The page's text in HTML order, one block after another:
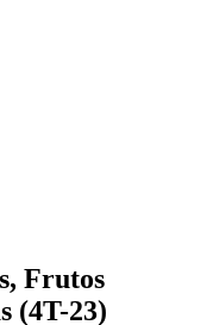
Frutos
(4T-23)